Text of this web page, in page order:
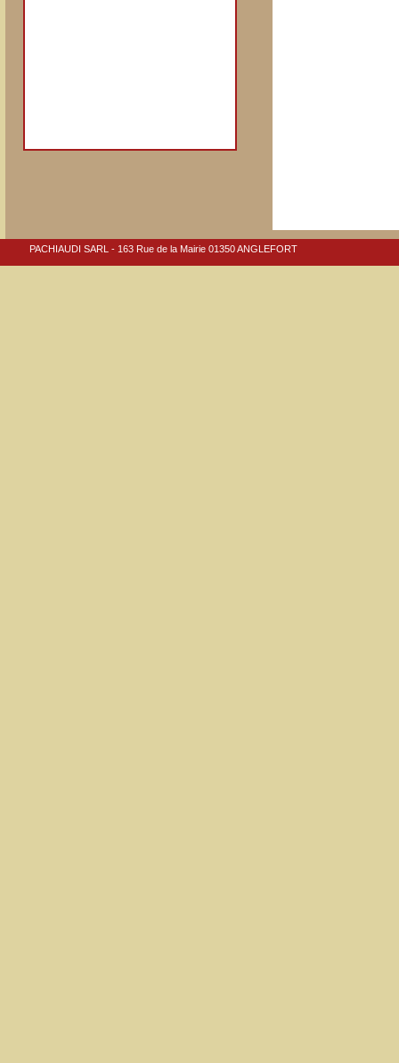
PACHIAUDI SARL - 163 Rue de la Mairie 01350 ANGLEFORT